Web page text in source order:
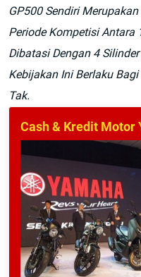
GP500 Sendiri
Periode Kompetisi Antara
Dibatasi Dengan 4
Kebijakan Ini Berlaku
Tak.
Cash & Kredit Motor